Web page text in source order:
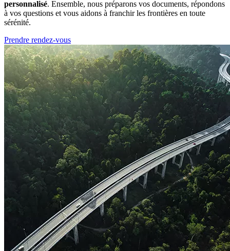
personnalisé. Ensemble, nous préparons vos documents, répondons
à vos questions et vous aidons à franchir les frontières en toute
sérénité.
Prendre rendez-vous